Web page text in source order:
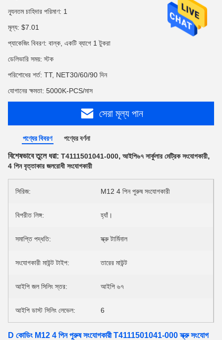
ন্যূনতম চাহিদার পরিমাণ: 1
মূল্য: $7.01
প্যাকেজিং বিবরণ: বাল্ক, একটি ব্যাগে 1 টুকরা
ডেলিভারি সময়: স্টক
পরিশোধের শর্ত: TT, NET30/60/90 দিন
যোগানের ক্ষমতা: 5000K-PCS/মাস
সেরা মূল্য পান
পণ্যের বিবরণ পণ্যের বর্ণনা
বিশেষভাবে তুলে ধরা: T4111501041-000, আইপি৬৭ সার্কুলার মেট্রিক সংযোগকারী,
4 পিন বৃত্তাকার জলরোধী সংযোগকারী
সিরিজ: M12 4 পিন পুরুষ সংযোগকারী
বিপরীত লিঙ্গ: হ্যাঁ।
সমাপ্তি পদ্ধতি: স্ক্রু টার্মিনাল
সংযোগকারী মাউন্ট টাইপ: তারের মাউন্ট
আইপি জল সিলিং স্তর: আইপি ৬৭
আইপি ডাস্ট সিলিং লেভেল: 6
D কোডিং M12 4 পিন পুরুষ সংযোগকারী T4111501041-000 স্ক্রু সংযোগ